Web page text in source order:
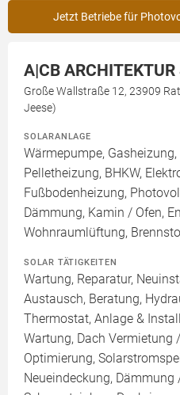
Jetzt Betriebe für
A|CB ARCHITEKTUR
Große Wallstraße 12, 23909
Jeese)
SOLARANLAGE
Wärmepumpe,
Pelletheizung, BHKW,
Fußbodenheizung,
Dämmung, Kamin / Ofen,
Wohnraumlüftung,
SOLAR TÄTIGKEITEN
Wartung, Reparatur,
Austausch, Beratung,
Thermostat, Anlage &
Wartung, Dach
Optimierung,
Neueindeckung, Dämmung